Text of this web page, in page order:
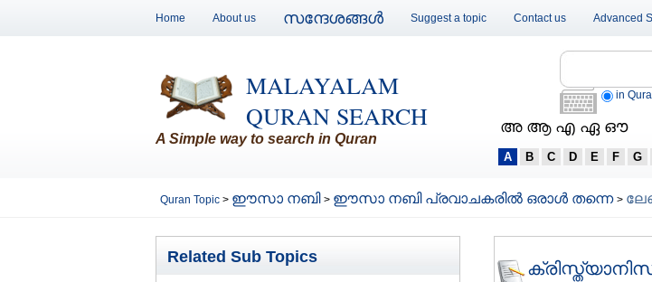
Home About us സന്ദേശങ്ങള്‍ Suggest a topic Contact us Advanced
MALAYALAM
QURAN SEARCH
A Simple way to search in Quran
in
അ ആ എ ഏ ഔ
A B C D E F G
Quran Topic > ഈസാ നബി > ഈസാ നബി പ്രവാചകരില്‍ ഒരാള്‍ തന്നെ >
Related Sub Topics